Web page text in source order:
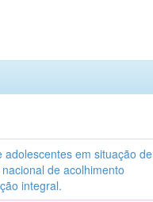
em situação de
de acolhimento
integral.